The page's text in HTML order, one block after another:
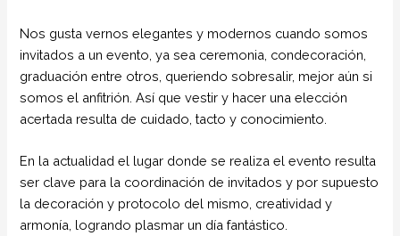
Nos gusta vernos elegantes y modernos cuando somos
invitados a un evento, ya sea ceremonia, condecoración,
graduación entre otros, queriendo sobresalir, mejor aún si
somos el anfitrión. Así que vestir y hacer una elección
acertada resulta de cuidado, tacto y conocimiento.
En la actualidad el lugar donde se realiza el evento resulta
ser clave para la coordinación de invitados y por supuesto
la decoración y protocolo del mismo, creatividad y
armonía, logrando plasmar un día fantástico.